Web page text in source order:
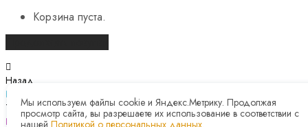
Корзина пуста.
Назад
Telegram
Мы используем файлы cookie и Яндекс.Метрику. Продолжая
просмотр сайта, вы разрешаете их использование в соответствии с
нашей Политикой о персональных данных